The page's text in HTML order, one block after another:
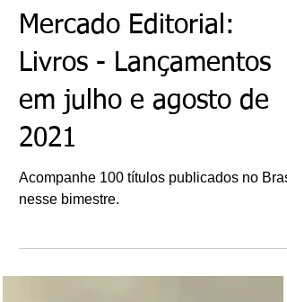
Ricardo Bonacorci
25 de ago. de 2021
Mercado Editorial:
Livros - Lançamentos
em julho e agosto de
2021